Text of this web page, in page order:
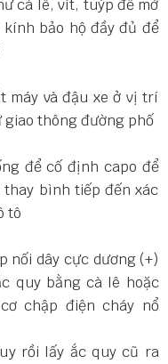
cà lê, vít, tuýp để mở
bảo hộ đầy đủ để
máy và đậu xe ở vị trí
thông đường phố
để cố định capo để
bình tiếp đến xác
tô
nối dây cực dương (+)
quy bằng cà lê hoặc
chập điện cháy nổ
rồi lấy ắc quy cũ ra